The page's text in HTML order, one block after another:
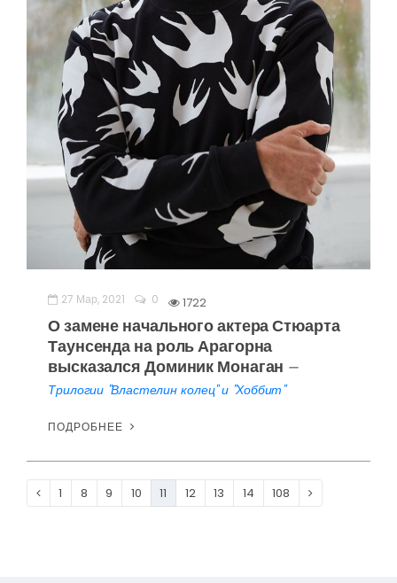
27 Мар, 2021 0 1722
О замене начального актера Стюарта
Таунсенда на роль Арагорна
высказался Доминик Монаган —
Трилогии "Властелин колец" и "Хоббит"
ПОДРОБНЕЕ
1 8 9 10 11 12 13 14 108